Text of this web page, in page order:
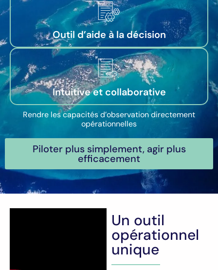
Outil d’aide à la décision
Intuitive et collaborative
Rendre les capacités d’observation directement
opérationnelles
Piloter plus simplement, agir plus
efficacement
Un outil
opérationnel
unique